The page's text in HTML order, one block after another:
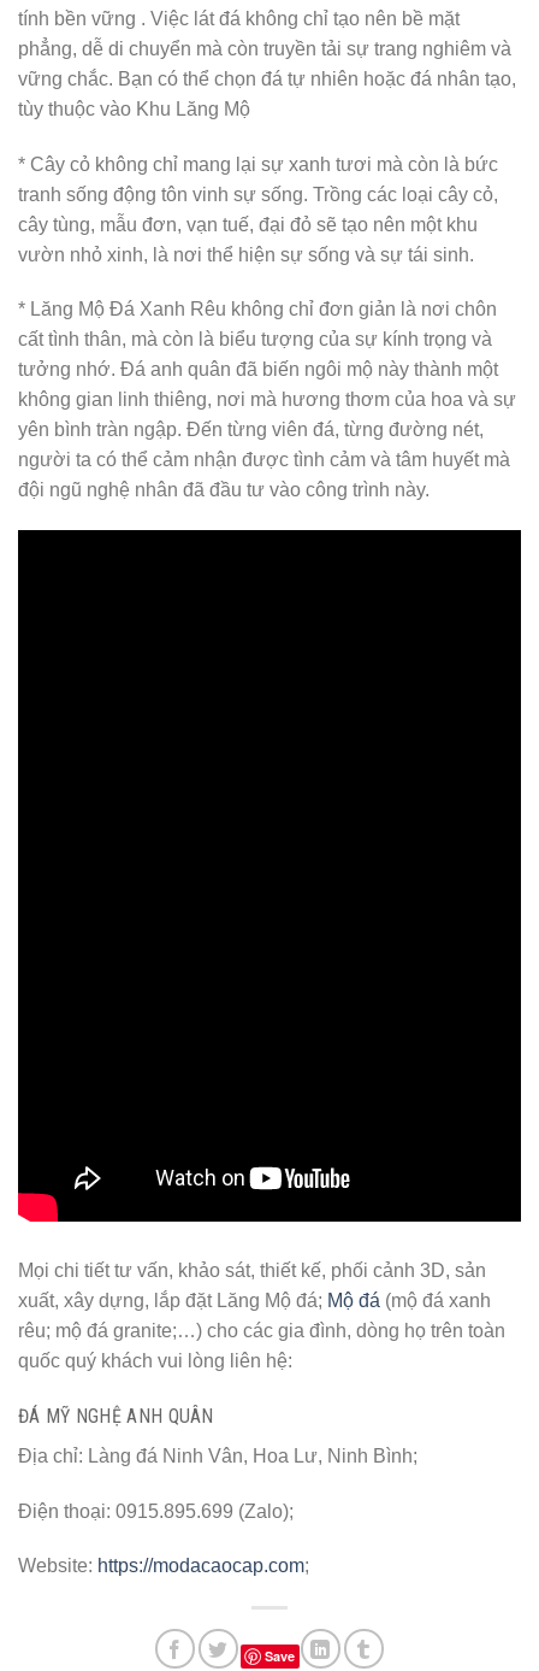
tính bền vững . Việc lát đá không chỉ tạo nên bề mặt
phẳng, dễ di chuyển mà còn truyền tải sự trang nghiêm và
vững chắc. Bạn có thể chọn đá tự nhiên hoặc đá nhân tạo,
tùy thuộc vào Khu Lăng Mộ
* Cây cỏ không chỉ mang lại sự xanh tươi mà còn là bức
tranh sống động tôn vinh sự sống. Trồng các loại cây cỏ,
cây tùng, mẫu đơn, vạn tuế, đại đỏ sẽ tạo nên một khu
vườn nhỏ xinh, là nơi thể hiện sự sống và sự tái sinh.
* Lăng Mộ Đá Xanh Rêu không chỉ đơn giản là nơi chôn
cất tình thân, mà còn là biểu tượng của sự kính trọng và
tưởng nhớ. Đá anh quân đã biến ngôi mộ này thành một
không gian linh thiêng, nơi mà hương thơm của hoa và sự
yên bình tràn ngập. Đến từng viên đá, từng đường nét,
người ta có thể cảm nhận được tình cảm và tâm huyết mà
đội ngũ nghệ nhân đã đầu tư vào công trình này.
Mọi chi tiết tư vấn, khảo sát, thiết kế, phối cảnh 3D, sản
xuất, xây dựng, lắp đặt Lăng Mộ đá; Mộ đá (mộ đá xanh
rêu; mộ đá granite;…) cho các gia đình, dòng họ trên toàn
quốc quý khách vui lòng liên hệ:
ĐÁ MỸ NGHỆ ANH QUÂN
Địa chỉ: Làng đá Ninh Vân, Hoa Lư, Ninh Bình;
Điện thoại: 0915.895.699 (Zalo);
Website: https://modacaocap.com;
Save